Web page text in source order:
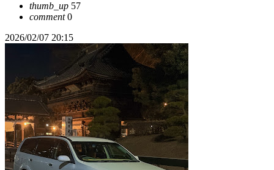
thumb_up 57
comment0
2026/02/07 20:15